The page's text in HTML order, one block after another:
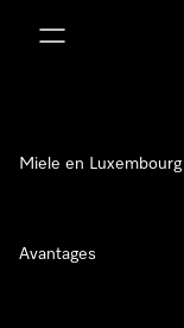
Miele en Luxembourg
Avantages